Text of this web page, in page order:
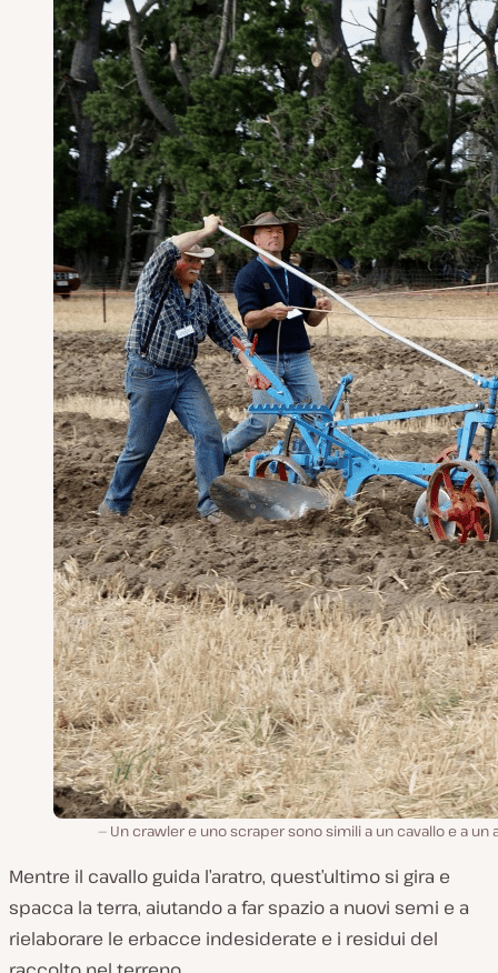
Un crawler e uno scraper sono simili a un cavallo e a un
Mentre il cavallo guida l’aratro, quest’ultimo si gira e
spacca la terra, aiutando a far spazio a nuovi semi e a
rielaborare le erbacce indesiderate e i residui del